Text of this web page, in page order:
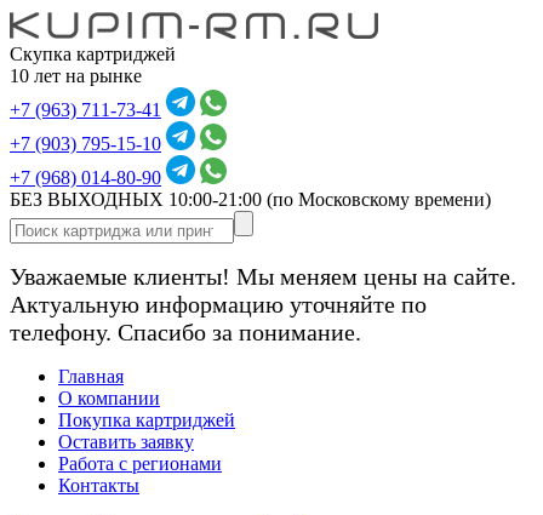
Скупка картриджей
10 лет на рынке
+7 (963) 711-73-41
+7 (903) 795-15-10
+7 (968) 014-80-90
БЕЗ ВЫХОДНЫХ 10:00-21:00 (по Московскому времени)
Уважаемые клиенты! Мы меняем цены на сайте.
Актуальную информацию уточняйте по
телефону. Спасибо за понимание.
Главная
О компании
Покупка картриджей
Оставить заявку
Работа с регионами
Контакты